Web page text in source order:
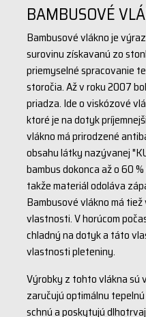
BAMBUSOVÉ
Bambusové vlákno je
surovinu získavanú zo
priemyselné spracovanie
storočia. Až v roku 2007
priadza. Ide o viskózové
ktoré je na dotyk
vlákno má prirodzené
obsahu látky nazývanej
bambus dokonca až o 60
takže materiál odoláva
Bambusové vlákno má
vlastnosti. V horúcom
chladný na dotyk a táto
vlastnosti pleteniny.
Výrobky z tohto vlákna sú
zaručujú optimálnu
schnú a poskytujú